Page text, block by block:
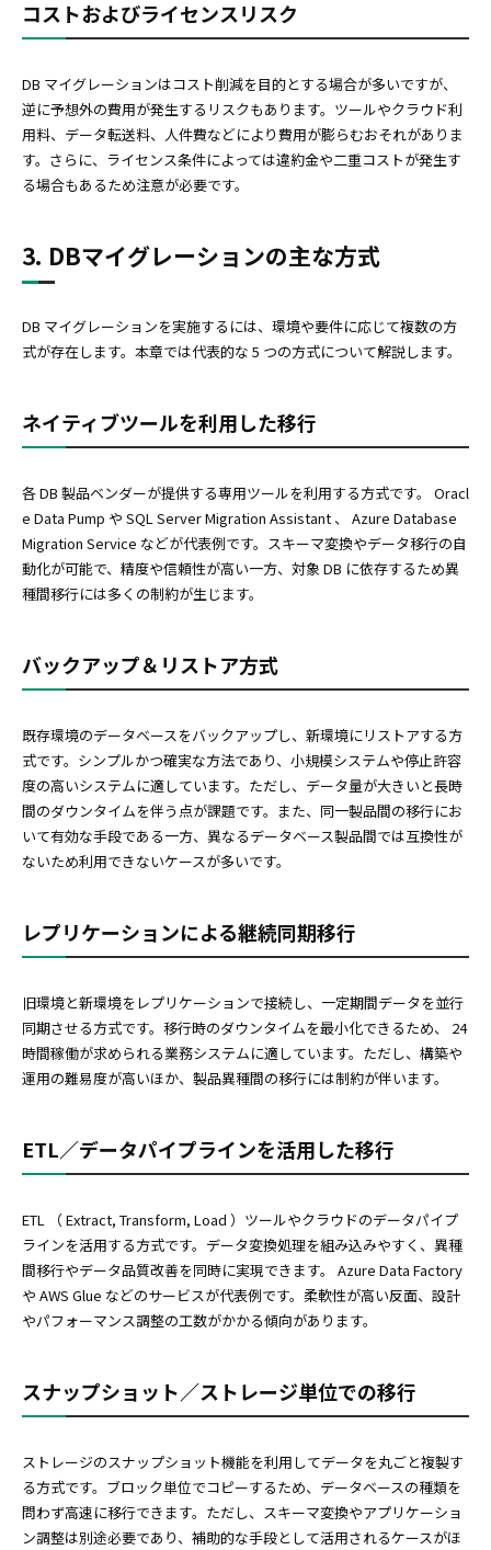
コストおよびライセンスリスク
DB マイグレーションはコスト削減を目的とする場合が多いですが、
逆に予想外の費用が発生するリスクもあります。ツールやクラウド利
用料、データ転送料、人件費などにより費用が膨らむおそれがありま
す。さらに、ライセンス条件によっては違約金や二重コストが発生す
る場合もあるため注意が必要です。
3. DBマイグレーションの主な方式
DB マイグレーションを実施するには、環境や要件に応じて複数の方
式が存在します。本章では代表的な 5 つの方式について解説します。
ネイティブツールを利用した移行
各 DB 製品ベンダーが提供する専用ツールを利用する方式です。 Oracl
e Data Pump や SQL Server Migration Assistant 、 Azure Database
Migration Service などが代表例です。スキーマ変換やデータ移行の自
動化が可能で、精度や信頼性が高い一方、対象 DB に依存するため異
種間移行には多くの制約が生じます。
バックアップ＆リストア方式
既存環境のデータベースをバックアップし、新環境にリストアする方
式です。シンプルかつ確実な方法であり、小規模システムや停止許容
度の高いシステムに適しています。ただし、データ量が大きいと長時
間のダウンタイムを伴う点が課題です。また、同一製品間の移行にお
いて有効な手段である一方、異なるデータベース製品間では互換性が
ないため利用できないケースが多いです。
レプリケーションによる継続同期移行
旧環境と新環境をレプリケーションで接続し、一定期間データを並行
同期させる方式です。移行時のダウンタイムを最小化できるため、 24
時間稼働が求められる業務システムに適しています。ただし、構築や
運用の難易度が高いほか、製品異種間の移行には制約が伴います。
ETL／データパイプラインを活用した移行
ETL （ Extract, Transform, Load ）ツールやクラウドのデータパイプ
ラインを活用する方式です。データ変換処理を組み込みやすく、異種
間移行やデータ品質改善を同時に実現できます。 Azure Data Factory
や AWS Glue などのサービスが代表例です。柔軟性が高い反面、設計
やパフォーマンス調整の工数がかかる傾向があります。
スナップショット／ストレージ単位での移行
ストレージのスナップショット機能を利用してデータを丸ごと複製す
る方式です。ブロック単位でコピーするため、データベースの種類を
問わず高速に移行できます。ただし、スキーマ変換やアプリケーショ
ン調整は別途必要であり、補助的な手段として活用されるケースがほ